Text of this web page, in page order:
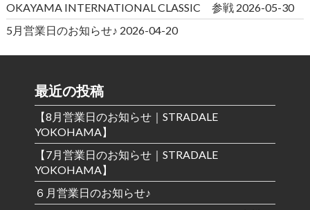
OKAYAMA INTERNATIONAL CLASSIC 参戦 2026-05-30
5月営業日のお知らせ♪ 2026-04-20
最近の投稿
【8月営業日のお知らせ｜STRADALE
YOKOHAMA】
【7月営業日のお知らせ｜STRADALE
YOKOHAMA】
６月営業日のお知らせ♪